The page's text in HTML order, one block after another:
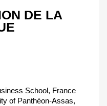
DE LA
School, France
of Panthéon-Assas,